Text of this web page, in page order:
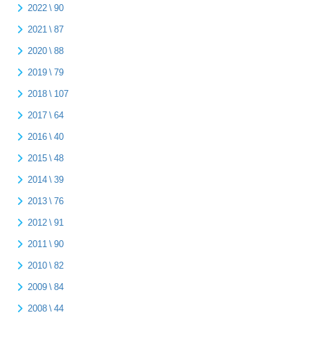
2022 \ 90
2021 \ 87
2020 \ 88
2019 \ 79
2018 \ 107
2017 \ 64
2016 \ 40
2015 \ 48
2014 \ 39
2013 \ 76
2012 \ 91
2011 \ 90
2010 \ 82
2009 \ 84
2008 \ 44